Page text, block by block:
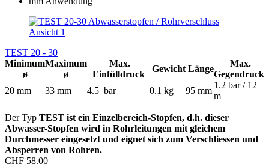
TEST 20 - 30
Minimum
ø
Maximum
ø
Max.
Einfülldruck
Gewicht Länge
Max.
Gegendruck
20 mm
33 mm 4.5 bar 0.1 kg 95 mm
1.2 bar / 12
m
Der Typ TEST ist ein Einzelbereich-Stopfen, d.h. dieser
Abwasser-Stopfen wird in Rohrleitungen mit gleichem
Durchmesser eingesetzt und eignet sich zum Verschliessen und
Absperren von Rohren.
CHF 58.00